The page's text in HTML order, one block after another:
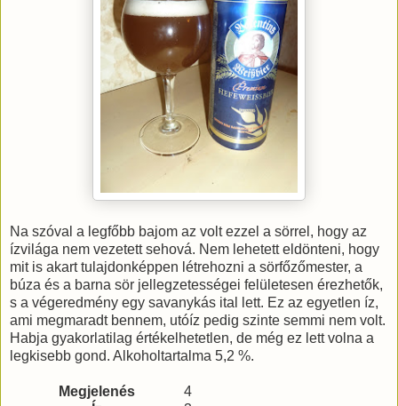
Na szóval a legfőbb bajom az volt ezzel a sörrel, hogy az
ízvilága nem vezetett sehová. Nem lehetett eldönteni, hogy
mit is akart tulajdonképpen létrehozni a sörfőzőmester, a
búza és a barna sör jellegzetességei felületesen érezhetők,
s a végeredmény egy savanykás ital lett. Ez az egyetlen íz,
ami megmaradt bennem, utóíz pedig szinte semmi nem volt.
Habja gyakorlatilag értékelhetetlen, de még ez lett volna a
legkisebb gond. Alkoholtartalma 5,2 %.
Megjelenés
4